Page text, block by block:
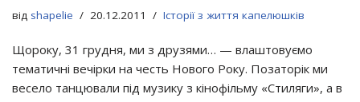
від shapelie 20.12.2011 Історії з життя капелюшків
Щороку, 31 грудня, ми з друзями… — влаштовуємо
тематичні вечірки на честь Нового Року. Позаторік ми
весело танцювали під музику з кінофільму «Стиляги», а в